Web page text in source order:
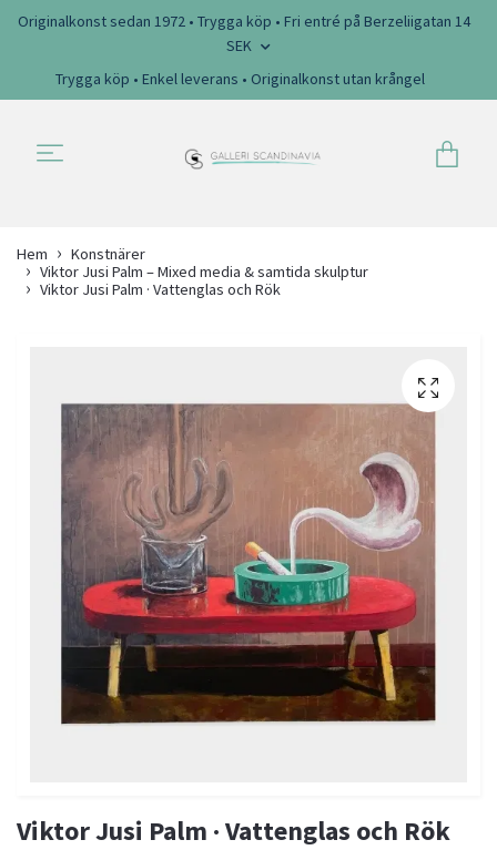
Originalkonst sedan 1972 • Trygga köp • Fri entré på Berzeliigatan 14
SEK
Trygga köp • Enkel leverans • Originalkonst utan krångel
Hem
Konstnärer
Viktor Jusi Palm – Mixed media & samtida skulptur
Viktor Jusi Palm · Vattenglas och Rök
Viktor Jusi Palm · Vattenglas och Rök